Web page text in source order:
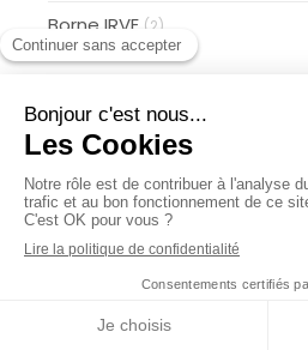
Borne IRVE (2)
Expertise
Photovoltaïque